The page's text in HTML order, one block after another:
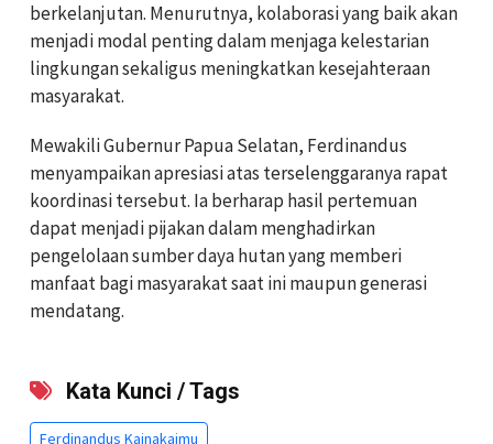
berkelanjutan. Menurutnya, kolaborasi yang baik akan
menjadi modal penting dalam menjaga kelestarian
lingkungan sekaligus meningkatkan kesejahteraan
masyarakat.
Mewakili Gubernur Papua Selatan, Ferdinandus
menyampaikan apresiasi atas terselenggaranya rapat
koordinasi tersebut. Ia berharap hasil pertemuan
dapat menjadi pijakan dalam menghadirkan
pengelolaan sumber daya hutan yang memberi
manfaat bagi masyarakat saat ini maupun generasi
mendatang.
Kata Kunci / Tags
Ferdinandus Kainakaimu